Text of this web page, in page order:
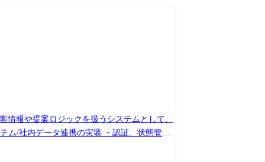
報や提案ロジックを扱うシステムとして、